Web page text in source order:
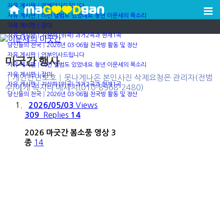
자유 게시판│안부인사드립니다
자유 게시판│이런 앨범도 있었네요.청년 이문세의 목소리
자유 게시판│장미
자유 게시판│지상파1위곡) 과거2곡과 현재1곡
당신들의 천국│2026년 03-06월 천국방 활동 및 정산
자유 게시판│안부인사드립니다
자유 게시판│이런 앨범도 있었네요.청년 이문세의 목소리
자유 게시판│장미
자유 게시판│지상파1위곡) 과거2곡과 현재1곡
당신들의 천국│2026년 03-06월 천국방 활동 및 정산
마굿간 행사
┃개인안면보호┃못나게나온 본인사진 삭제요청은 관리자(전범
수)에게 쪽지나 메세지(010-8968-2480)
2026/05/03 Views
309 Replies 14
2026 마굿간 봄소풍 영상 3
종 14